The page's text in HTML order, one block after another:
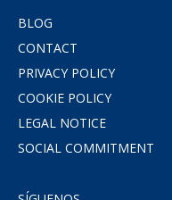
BLOG
CONTACT
PRIVACY POLICY
COOKIE POLICY
LEGAL NOTICE
SOCIAL COMMITMENT